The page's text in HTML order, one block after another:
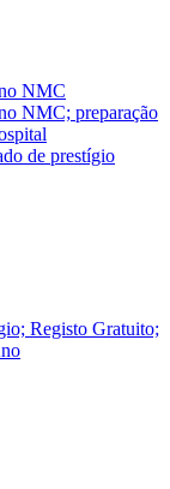
NMC
NMC; preparação
de prestígio
Registo Gratuito;